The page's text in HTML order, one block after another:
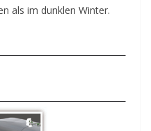
als im dunklen Winter.